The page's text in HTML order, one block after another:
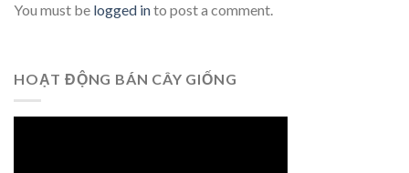
You must be logged into post a comment.
HOẠT ĐỘNG BÁN CÂY GIỐNG